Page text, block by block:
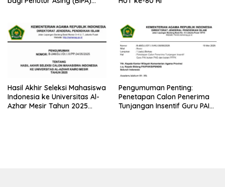
Hasil Akhir Seleksi Mahasiswa
Indonesia ke Universitas Al-
Azhar Mesir Tahun 2025
Pengumuman Penting:
Penetapan Calon Penerima
Tunjangan Insentif Guru PAI